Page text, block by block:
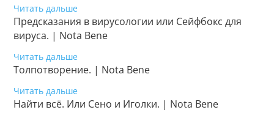
Читать дальше
Предсказания в вирусологии или Сейфбокс для
вируса. | Nota Bene
Читать дальше
Толпотворение. | Nota Bene
Читать дальше
Найти всё. Или Сено и Иголки. | Nota Bene